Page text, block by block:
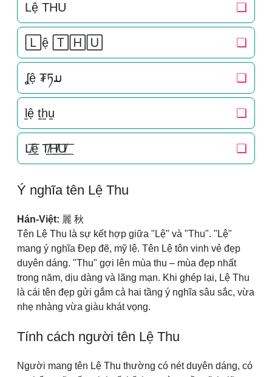
Lệ THU ❏
🄻ệ 🅃🄷🅄 ❏
ʆệ ₮ཏມ ❏
l̠ệ t̠h̠u̠ ❏
L̸͟͞ệ T̸͟͞H̸͟͞U̸͟͞ ❏
Ý nghĩa tên Lệ Thu
Hán-Việt: 麗 秋
Tên Lệ Thu là sự kết hợp giữa "Lệ" và "Thu". "Lệ"
mang ý nghĩa Đẹp đẽ, mỹ lệ. Tên Lệ tôn vinh vẻ đẹp
duyên dáng. "Thu" gợi lên mùa thu – mùa đẹp nhất
trong năm, dịu dàng và lãng mạn. Khi ghép lại, Lệ Thu
là cái tên đẹp gửi gắm cả hai tầng ý nghĩa sâu sắc, vừa
nhẹ nhàng vừa giàu khát vọng.
Tính cách người tên Lệ Thu
Người mang tên Lệ Thu thường có nét duyên dáng, có